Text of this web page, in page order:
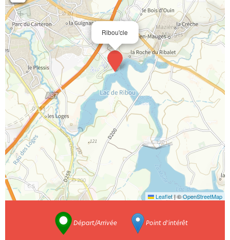
Ribou'cle
Leaflet|©OpenStreetMap
Départ/Arrivée Point d'intérêt